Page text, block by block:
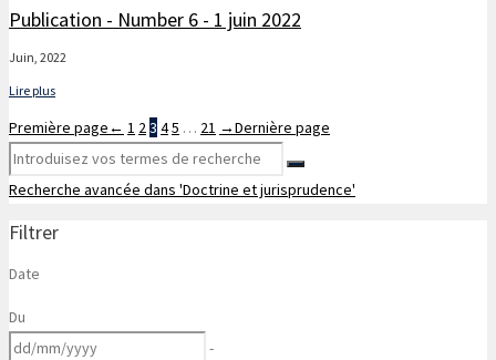
Publication - Number 6 - 1 juin 2022
Juin, 2022
Lire plus
Première page ← 1 23 45 … 21 →Dernière page
Recherche avancée dans 'Doctrine et jurisprudence'
Filtrer
Date
Du
-